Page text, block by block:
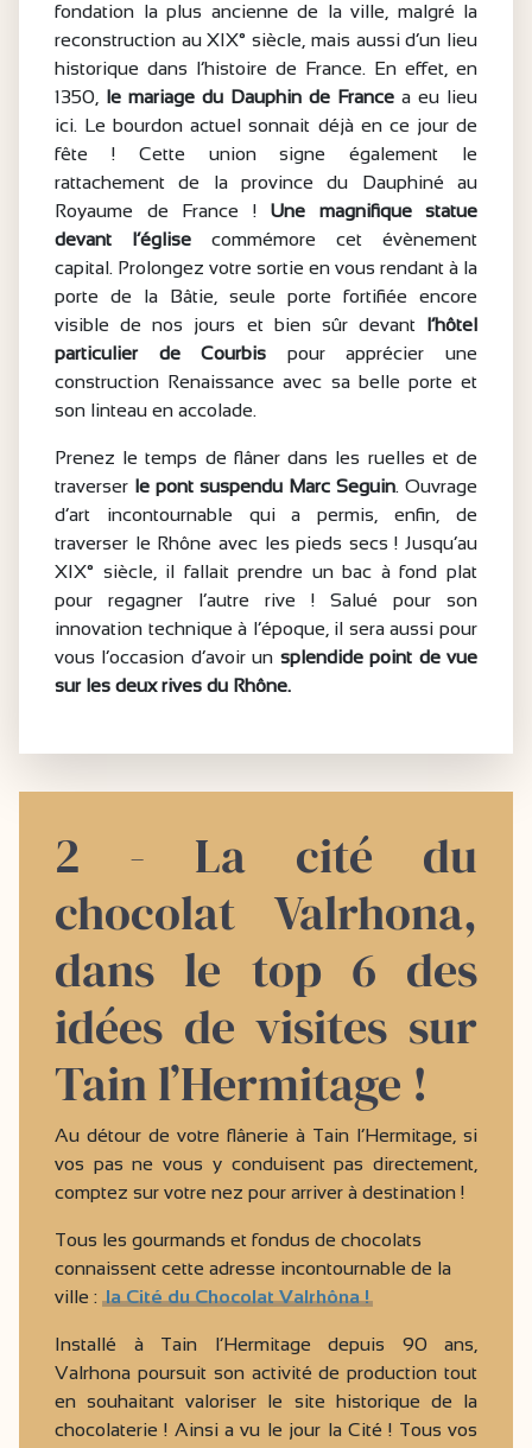
fondation la plus ancienne de la ville, malgré la
reconstruction au XIX° siècle, mais aussi d’un lieu
historique dans l’histoire de France. En effet, en
1350, le mariage du Dauphin de France a eu lieu
ici. Le bourdon actuel sonnait déjà en ce jour de
fête ! Cette union signe également le
rattachement de la province du Dauphiné au
Royaume de France ! Une magnifique statue
devant l’église commémore cet évènement
capital. Prolongez votre sortie en vous rendant à la
porte de la Bâtie, seule porte fortifiée encore
visible de nos jours et bien sûr devant l’hôtel
particulier de Courbis pour apprécier une
construction Renaissance avec sa belle porte et
son linteau en accolade.
Prenez le temps de flâner dans les ruelles et de
traverser le pont suspendu Marc Seguin. Ouvrage
d’art incontournable qui a permis, enfin, de
traverser le Rhône avec les pieds secs ! Jusqu’au
XIX° siècle, il fallait prendre un bac à fond plat
pour regagner l’autre rive ! Salué pour son
innovation technique à l’époque, il sera aussi pour
vous l’occasion d’avoir un splendide point de vue
sur les deux rives du Rhône.
2 - La cité du
chocolat Valrhona,
dans le top 6 des
idées de visites sur
Tain l’Hermitage !
Au détour de votre flânerie à Tain l’Hermitage, si
vos pas ne vous y conduisent pas directement,
comptez sur votre nez pour arriver à destination !
Tous les gourmands et fondus de chocolats
connaissent cette adresse incontournable de la
ville : la Cité du Chocolat Valrhôna !
Installé à Tain l’Hermitage depuis 90 ans,
Valrhona poursuit son activité de production tout
en souhaitant valoriser le site historique de la
chocolaterie ! Ainsi a vu le jour la Cité ! Tous vos